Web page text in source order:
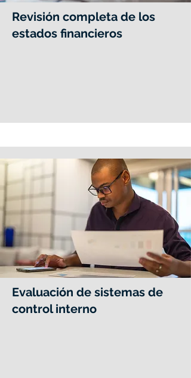
Revisión completa de los
estados financieros
Evaluación de sistemas de
control interno